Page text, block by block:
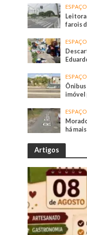
Leitora
farois
imóvel
há
Artigos